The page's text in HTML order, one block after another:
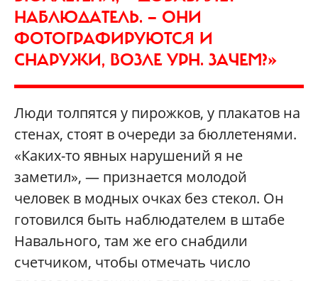
НАБЛЮДАТЕЛЬ. — ОНИ
ФОТОГРАФИРУЮТСЯ И
СНАРУЖИ, ВОЗЛЕ УРН. ЗАЧЕМ?»
Люди толпятся у пирожков, у плакатов на
стенах, стоят в очереди за бюллетенями.
«Каких-то явных нарушений я не
заметил», — признается молодой
человек в модных очках без стекол. Он
готовился быть наблюдателем в штабе
Навального, там же его снабдили
счетчиком, чтобы отмечать число